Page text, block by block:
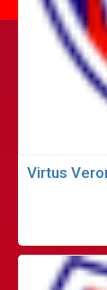
Virtus